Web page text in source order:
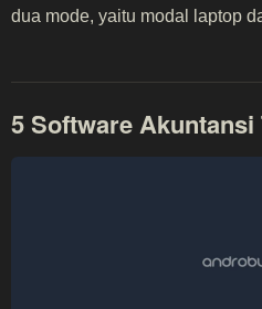
dua mode, yaitu modal laptop
5 Software Akuntansi